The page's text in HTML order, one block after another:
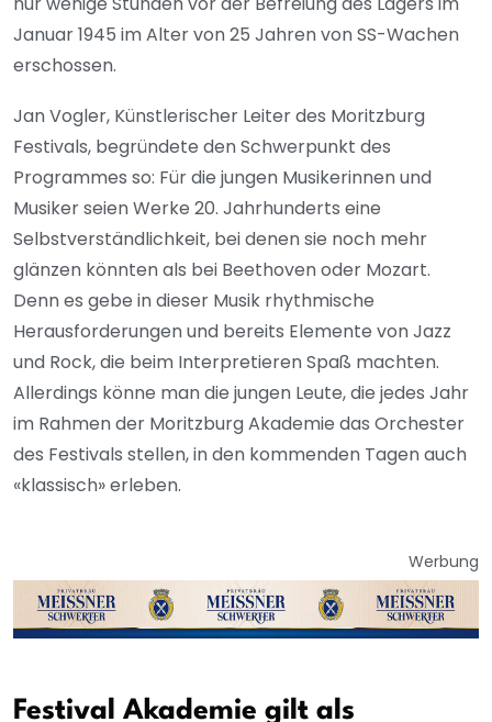
Januar 1945 im Alter von 25 Jahren von SS-Wachen
erschossen.
Jan Vogler, Künstlerischer Leiter des Moritzburg
Festivals, begründete den Schwerpunkt des
Programmes so: Für die jungen Musikerinnen und
Musiker seien Werke 20. Jahrhunderts eine
Selbstverständlichkeit, bei denen sie noch mehr
glänzen könnten als bei Beethoven oder Mozart.
Denn es gebe in dieser Musik rhythmische
Herausforderungen und bereits Elemente von Jazz
und Rock, die beim Interpretieren Spaß machten.
Allerdings könne man die jungen Leute, die jedes Jahr
im Rahmen der Moritzburg Akademie das Orchester
des Festivals stellen, in den kommenden Tagen auch
«klassisch» erleben.
Werbung
Festival Akademie gilt als